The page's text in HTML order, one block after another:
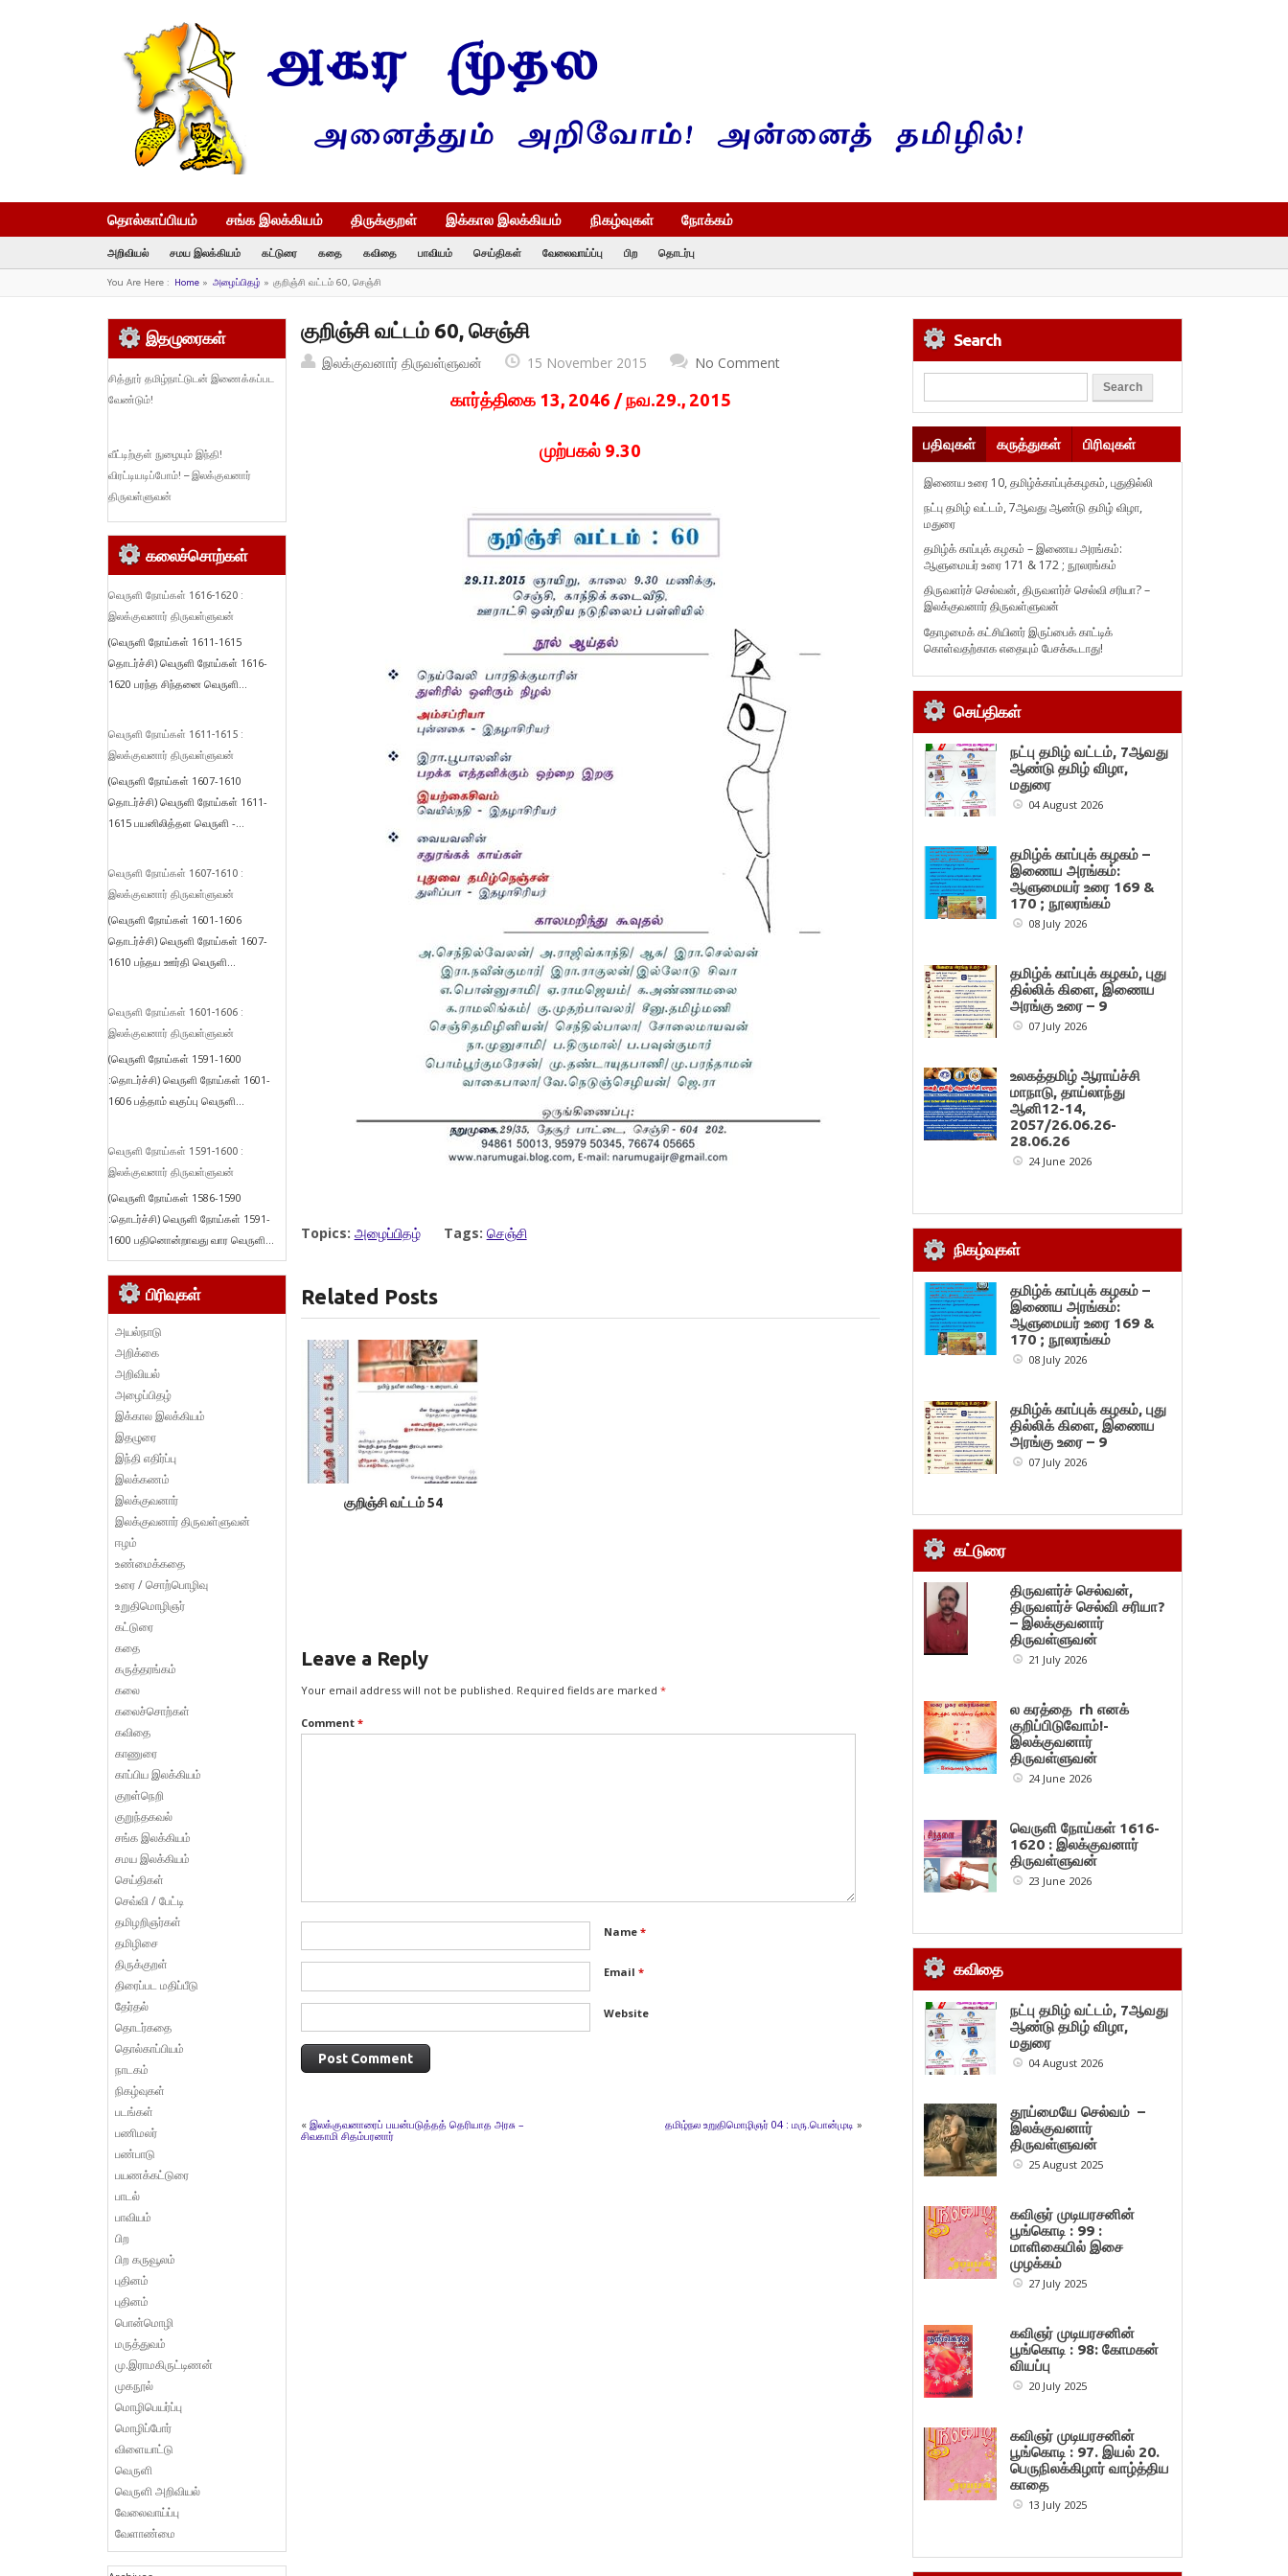
தொல்காப்பியம் சங்க இலக்கியம் திருக்குறள் இக்கால இலக்கியம் நிகழ்வுகள் நோக்கம்
அறிவியல் சமய இலக்கியம் கட்டுரை கதை கவிதை பாவியம் செய்திகள் வேலைவாய்ப்பு பிற தொடர்பு
You Are Here : Home» அழைப்பிதழ் » குறிஞ்சி வட்டம் 60, செஞ்சி
குறிஞ்சி வட்டம் 60, செஞ்சி
இலக்குவனார் திருவள்ளுவன் 15 November 2015 No Comment
கார்த்திகை 13, 2046 / நவ.29., 2015
முற்பகல் 9.30
Topics: அழைப்பிதழ் Tags: செஞ்சி
Related Posts
குறிஞ்சி வட்டம் 54
Leave a Reply
Your email address will not be published. Required fields are marked *
Comment *
Name *
Email *
Website
« இலக்குவனாரைப் பயன்படுத்தத் தெரியாத அரசு –
சிவகாமி சிதம்பரனார்
தமிழ்நல உறுதிமொழிஞர் 04 : மரு.பொன்முடி »
இதழுரைகள்
சித்தூர் தமிழ்நாட்டுடன் இணைக்கப்பட
வேண்டும்!
வீட்டிற்குள் நுழையும் இந்தி!
விரட்டியடிப்போம்! – இலக்குவனார்
திருவள்ளுவன்
கலைச்சொற்கள்
வெருளி நோய்கள் 1616-1620 :
இலக்குவனார் திருவள்ளுவன்
(வெருளி நோய்கள் 1611-1615
தொடர்ச்சி) வெருளி நோய்கள் 1616-
1620 பரந்த சிந்தனை வெருளி...
வெருளி நோய்கள் 1611-1615 :
இலக்குவனார் திருவள்ளுவன்
(வெருளி நோய்கள் 1607-1610
தொடர்ச்சி) வெருளி நோய்கள் 1611-
1615 பயனிலித்தள வெருளி -...
வெருளி நோய்கள் 1607-1610 :
இலக்குவனார் திருவள்ளுவன்
(வெருளி நோய்கள் 1601-1606
தொடர்ச்சி) வெருளி நோய்கள் 1607-
1610 பந்தய ஊர்தி வெருளி...
வெருளி நோய்கள் 1601-1606 :
இலக்குவனார் திருவள்ளுவன்
(வெருளி நோய்கள் 1591-1600
:தொடர்ச்சி) வெருளி நோய்கள் 1601-
1606 பத்தாம் வகுப்பு வெருளி...
வெருளி நோய்கள் 1591-1600 :
இலக்குவனார் திருவள்ளுவன்
(வெருளி நோய்கள் 1586-1590
:தொடர்ச்சி) வெருளி நோய்கள் 1591-
1600 பதினொன்றாவது வார வெருளி...
பிரிவுகள்
அயல்நாடு
அறிக்கை
அறிவியல்
அழைப்பிதழ்
இக்கால இலக்கியம்
இதழுரை
இந்தி எதிர்ப்பு
இலக்கணம்
இலக்குவனார்
இலக்குவனார் திருவள்ளுவன்
ஈழம்
உண்மைக்கதை
உரை / சொற்பொழிவு
உறுதிமொழிஞர்
கட்டுரை
கதை
கருத்தரங்கம்
கலை
கலைச்சொற்கள்
கவிதை
காணுரை
காப்பிய இலக்கியம்
குறள்நெறி
குறுந்தகவல்
சங்க இலக்கியம்
சமய இலக்கியம்
செய்திகள்
செவ்வி / பேட்டி
தமிழறிஞர்கள்
தமிழிசை
திருக்குறள்
திரைப்பட மதிப்பீடு
தேர்தல்
தொடர்கதை
தொல்காப்பியம்
நாடகம்
நிகழ்வுகள்
படங்கள்
பணிமலர்
பண்பாடு
பயணக்கட்டுரை
பாடல்
பாவியம்
பிற
பிற கருவூலம்
புதினம்
புதினம்
பொன்மொழி
மருத்துவம்
மு.இராமகிருட்டிணன்
முகநூல்
மொழிபெயர்ப்பு
மொழிப்போர்
விளையாட்டு
வெருளி
வெருளி அறிவியல்
வேலைவாய்ப்பு
வேளாண்மை
Search
பதிவுகள் கருத்துகள் பிரிவுகள்
இணைய உரை 10, தமிழ்க்காப்புக்கழகம், புதுதில்லி
நட்பு தமிழ் வட்டம், 7ஆவது ஆண்டு தமிழ் விழா,
மதுரை
தமிழ்க் காப்புக் கழகம் – இணைய அரங்கம்:
ஆளுமையர் உரை 171 & 172 ; நூலரங்கம்
திருவளர்ச் செல்வன், திருவளர்ச் செல்வி சரியா? –
இலக்குவனார் திருவள்ளுவன்
தோழமைக் கட்சியினர் இருப்பைக் காட்டிக்
கொள்வதற்காக எதையும் பேசக்கூடாது!
செய்திகள்
நட்பு தமிழ் வட்டம், 7ஆவது
ஆண்டு தமிழ் விழா,
மதுரை
04 August 2026
தமிழ்க் காப்புக் கழகம் –
இணைய அரங்கம்:
ஆளுமையர் உரை 169 &
170 ; நூலரங்கம்
08 July 2026
தமிழ்க் காப்புக் கழகம், புது
தில்லிக் கிளை, இணைய
அரங்கு உரை – 9
07 July 2026
உலகத்தமிழ் ஆராய்ச்சி
மாநாடு, தாய்லாந்து
ஆனி12-14,
2057/26.06.26-
28.06.26
24 June 2026
நிகழ்வுகள்
தமிழ்க் காப்புக் கழகம் –
இணைய அரங்கம்:
ஆளுமையர் உரை 169 &
170 ; நூலரங்கம்
08 July 2026
தமிழ்க் காப்புக் கழகம், புது
தில்லிக் கிளை, இணைய
அரங்கு உரை – 9
07 July 2026
கட்டுரை
திருவளர்ச் செல்வன்,
திருவளர்ச் செல்வி சரியா?
– இலக்குவனார்
திருவள்ளுவன்
21 July 2026
ல கரத்தை rh எனக்
குறிப்பிடுவோம்!-
இலக்குவனார்
திருவள்ளுவன்
24 June 2026
வெருளி நோய்கள் 1616-
1620 : இலக்குவனார்
திருவள்ளுவன்
23 June 2026
கவிதை
நட்பு தமிழ் வட்டம், 7ஆவது
ஆண்டு தமிழ் விழா,
மதுரை
04 August 2026
தூய்மையே செல்வம் –
இலக்குவனார்
திருவள்ளுவன்
25 August 2025
கவிஞர் முடியரசனின்
பூங்கொடி : 99 :
மாளிகையில் இசை
முழக்கம்
27 July 2025
கவிஞர் முடியரசனின்
பூங்கொடி : 98: கோமகன்
வியப்பு
20 July 2025
கவிஞர் முடியரசனின்
பூங்கொடி : 97. இயல் 20.
பெருநிலக்கிழார் வாழ்த்திய
காதை
13 July 2025